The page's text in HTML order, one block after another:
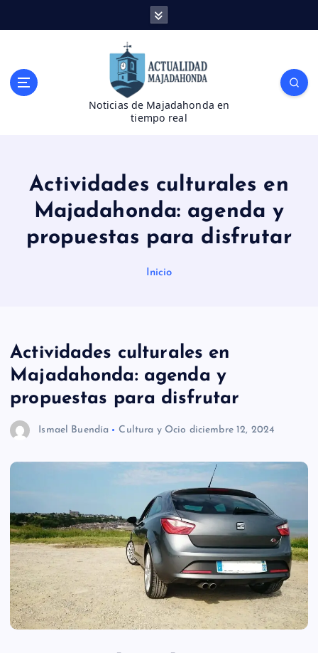
Noticias de Majadahonda en
tiempo real
Actividades culturales en
Majadahonda: agenda y
propuestas para disfrutar
Inicio
Actividades culturales en
Majadahonda: agenda y
propuestas para disfrutar
Ismael Buendía Cultura y Ocio diciembre 12, 2024